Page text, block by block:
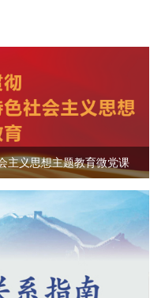
主义思想主题教育微党课